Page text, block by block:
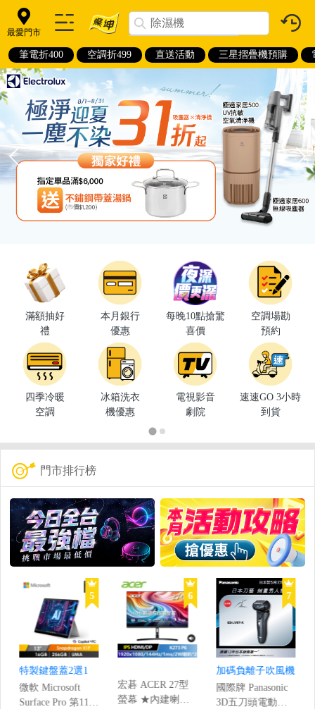
最愛門市
筆電折400 空調折499 直送活動 三星摺疊機預購
滿額抽好
禮
本月銀行
優惠
每晚10點搶驚
喜價
空調場勘
預約
四季冷暖
空調
冰箱洗衣
機優惠
電視影音
劇院
速速GO 3小時
到貨
門市排行榜
5
特製鍵盤蓋2選1
微軟 Microsoft
Surface Pro 第11版
6
宏碁 ACER 27型
螢幕 ★內建喇叭
7
加碼負離子吹風機
國際牌 Panasonic
3D五刀頭電動刮